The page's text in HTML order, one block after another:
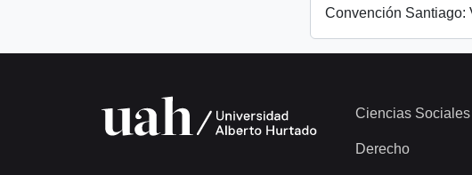
Convención Santiago:
Ciencias Sociales
Derecho